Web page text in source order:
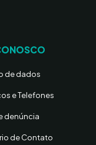
de dados
e Telefones
denúncia
de Contato